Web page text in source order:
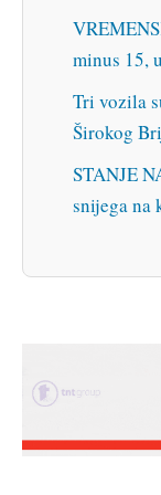
minus 15,
Tri vozila
Širokog
STANJE
snijega na